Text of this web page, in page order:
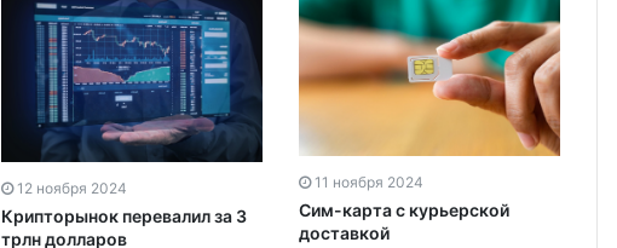
12 ноября 2024
Крипторынок перевалил за 3
трлн долларов
11 ноября 2024
Сим-карта с курьерской
доставкой